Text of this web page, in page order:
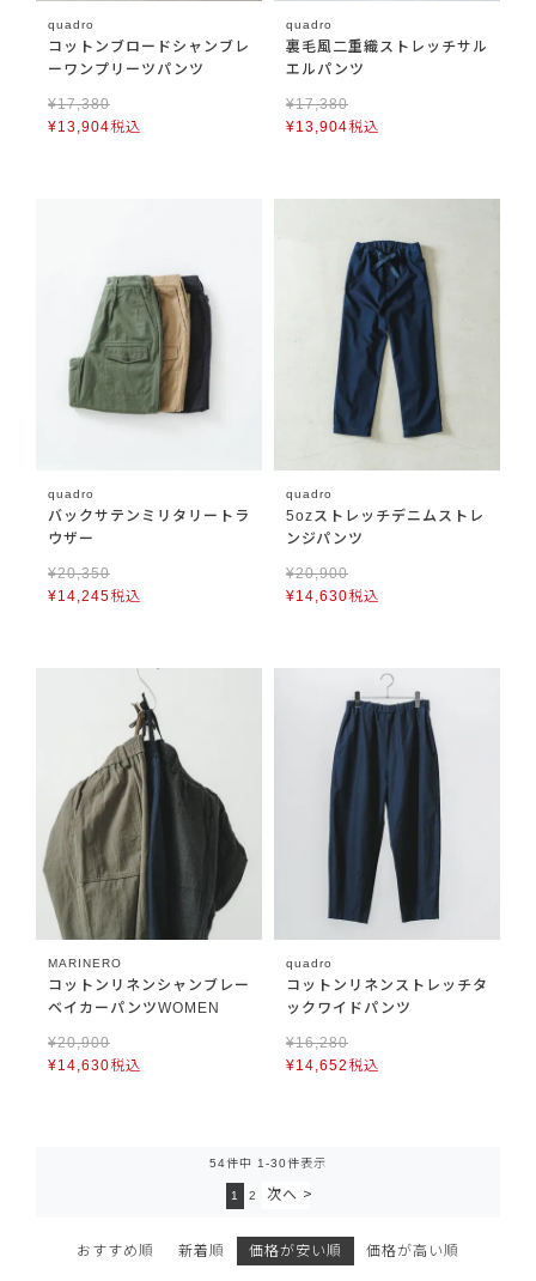
quadro
コットンブロードシャンブレ
ーワンプリーツパンツ
¥17,380
¥13,904税込
quadro
裏毛風二重織ストレッチサル
エルパンツ
¥17,380
¥13,904税込
quadro
バックサテンミリタリートラ
ウザー
¥20,350
¥14,245税込
quadro
5ozストレッチデニムストレ
ンジパンツ
¥20,900
¥14,630税込
MARINERO
コットンリネンシャンブレー
ベイカーパンツWOMEN
¥20,900
¥14,630税込
quadro
コットンリネンストレッチタ
ックワイドパンツ
¥16,280
¥14,652税込
おすすめ順 新着順 価格が安い順 価格が高い順
54件中 1 -30件表示
1 2